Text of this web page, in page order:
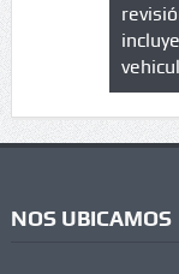
NOS UBICAMOS